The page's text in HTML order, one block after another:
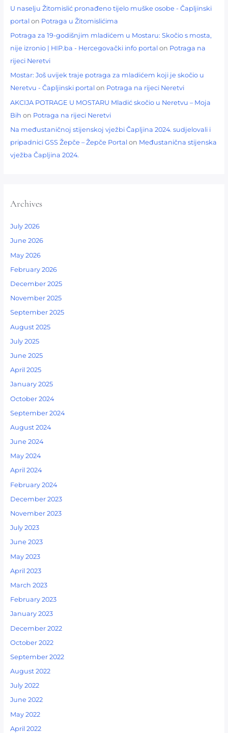
U naselju Žitomislić pronađeno tijelo muške osobe - Čapljinski
portal on Potraga u Žitomislićima
Potraga za 19-godišnjim mladićem u Mostaru: Skočio s mosta,
nije izronio | HIP.ba - Hercegovački info portal on Potraga na
rijeci Neretvi
Mostar: Još uvijek traje potraga za mladićem koji je skočio u
Neretvu - Čapljinski portal on Potraga na rijeci Neretvi
AKCIJA POTRAGE U MOSTARU Mladić skočio u Neretvu – Moja
Bih on Potraga na rijeci Neretvi
Na međustaničnoj stijenskoj vježbi Čapljina 2024. sudjelovali i
pripadnici GSS Žepče – Žepče Portal on Međustanična stijenska
vježba Čapljina 2024.
Archives
July 2026
June 2026
May 2026
February 2026
December 2025
November 2025
September 2025
August 2025
July 2025
June 2025
April 2025
January 2025
October 2024
September 2024
August 2024
June 2024
May 2024
April 2024
February 2024
December 2023
November 2023
July 2023
June 2023
May 2023
April 2023
March 2023
February 2023
January 2023
December 2022
October 2022
September 2022
August 2022
July 2022
June 2022
May 2022
April 2022